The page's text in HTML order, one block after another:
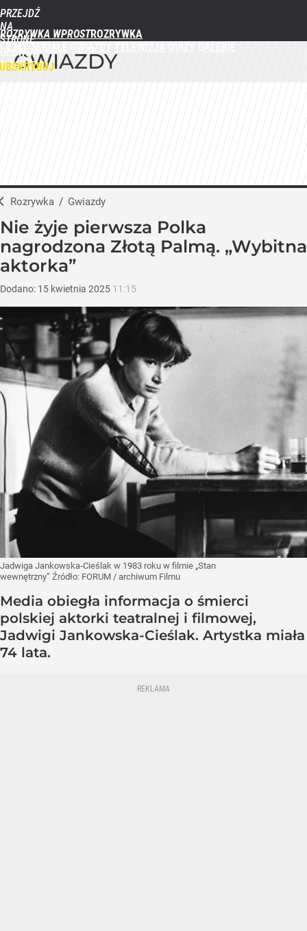
PRZEJDŹ
NA
STRONĘ
GŁÓWNĄ
WPROST.PL
ROZRYWKA WPROST
GWIAZDY
Rozrywka / Gwiazdy
Nie żyje pierwsza Polka
nagrodzona Złotą Palmą. „Wybitna
aktorka”
Dodano: 15 kwietnia 2025 11:15
Jadwiga Jankowska-Cieślak w 1983 roku w filmie „Stan
wewnętrzny” Źródło: FORUM / archiwum Filmu
Media obiegła informacja o śmierci
polskiej aktorki teatralnej i filmowej,
Jadwigi Jankowska-Cieślak. Artystka miała
74 lata.